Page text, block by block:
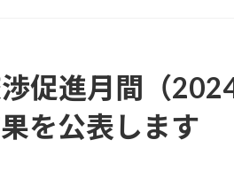
促進月間（
を公表します